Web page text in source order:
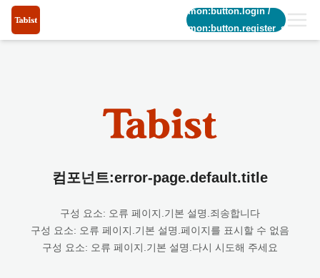
common:button.login/
common:button.register_short
컴포넌트:error-page.default.title
구성 요소: 오류 페이지.기본 설명.죄송합니다
구성 요소: 오류 페이지.기본 설명.페이지를 표시할 수 없음
구성 요소: 오류 페이지.기본 설명.다시 시도해 주세요